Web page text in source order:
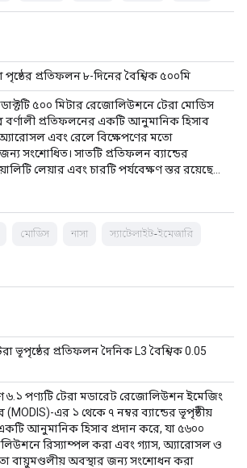
পৃষ্ঠের প্রতিফলন ৮-দিনের বৈশ্বিক ৫০০মি
৫০০ মিটার রেজোলিউশনে টেরা মোডিস
বর্ণালী প্রতিফলনের একটি আনুমানিক হিসাব
অ্যারোসল এবং রেলে বিক্ষেপণের মতো
সংশোধিত। সাতটি প্রতিফলন ব্যান্ডের
লেয়ার এবং চারটি পর্যবেক্ষণ স্তর রয়েছে…
মোডিস নাসা স্যাটেলাইট-ইমেজারি
ভূপৃষ্ঠের প্রতিফলন দৈনিক L3 বৈশ্বিক 0.05
৬.১ পণ্যটি টেরা মডারেট রেজোলিউশন ইমেজিং
(MODIS)-এর ১ থেকে ৭ নম্বর ব্যান্ডের ভূপৃষ্ঠীয়
আনুমানিক হিসাব প্রদান করে, যা ৫৬০০
রিস্যাম্পল করা এবং গ্যাস, অ্যারোসল ও
বায়ুমণ্ডলীয় অবস্থার জন্য সংশোধন করা